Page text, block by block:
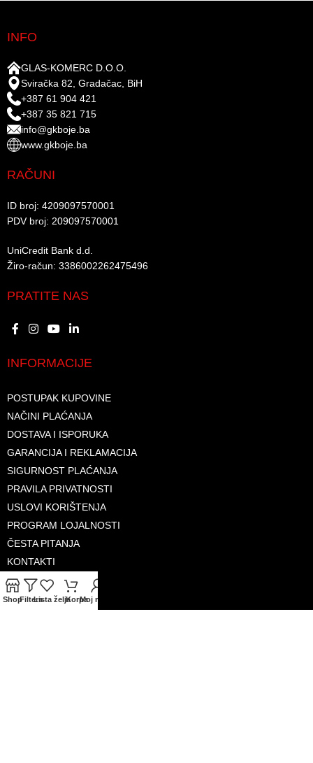
INFO
GLAS-KOMERC D.O.O.
Sviračka 82, Gradačac, BiH
+387 61 904 421
+387 35 821 715
info@gkboje.ba
www.gkboje.ba
RAČUNI
ID broj: 4209097570001​
PDV broj: 209097570001 ​
UniCredit Bank d.d.​
Žiro-račun: 3386002262475496​​
PRATITE NAS
INFORMACIJE
POSTUPAK KUPOVINE
NAČINI PLAĆANJA
DOSTAVA I ISPORUKA
GARANCIJA I REKLAMACIJA
SIGURNOST PLAĆANJA
PRAVILA PRIVATNOSTI
USLOVI KORIŠTENJA
PROGRAM LOJALNOSTI
ČESTA PITANJA
KONTAKTI
O NAMA
ShopFiltersLista željaKorpaMoj račun